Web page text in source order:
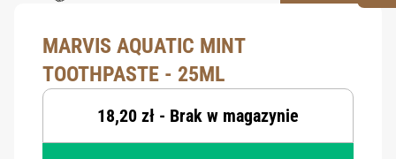
MARVIS AQUATIC MINT
TOOTHPASTE - 25ML
18,20 zł - Brak w magazynie